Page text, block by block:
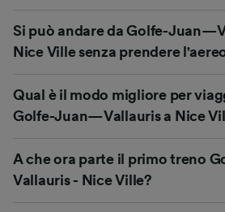
Si può andare da Golfe-
Nice Ville senza prendere
Qual è il modo migliore per
Golfe-Juan—Vallauris a Nice
A che ora parte il primo treno
Vallauris - Nice Ville?